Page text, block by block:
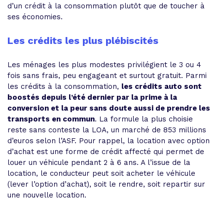
d’un crédit à la consommation plutôt que de toucher à
ses économies.
Les crédits les plus plébiscités
Les ménages les plus modestes privilégient le 3 ou 4
fois sans frais, peu engageant et surtout gratuit. Parmi
les crédits à la consommation, les crédits auto sont
boostés depuis l’été dernier par la prime à la
conversion et la peur sans doute aussi de prendre les
transports en commun. La formule la plus choisie
reste sans conteste la LOA, un marché de 853 millions
d’euros selon l’ASF. Pour rappel, la location avec option
d’achat est une forme de crédit affecté qui permet de
louer un véhicule pendant 2 à 6 ans. A l’issue de la
location, le conducteur peut soit acheter le véhicule
(lever l’option d’achat), soit le rendre, soit repartir sur
une nouvelle location.